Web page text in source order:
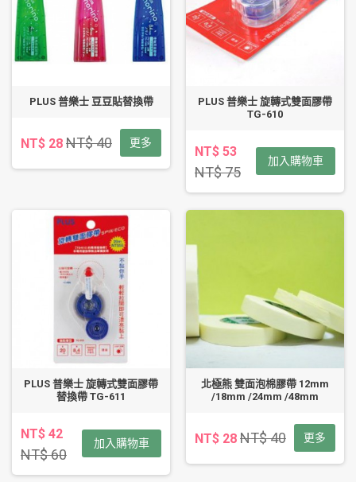
PLUS 普樂士 豆豆貼替換帶
NT$ 28 NT$ 40 更多
PLUS 普樂士 旋轉式雙面膠帶
TG-610
NT$ 53
NT$ 75
加入購物車
PLUS 普樂士 旋轉式雙面膠帶
替換帶 TG-611
NT$ 42
NT$ 60
加入購物車
北極熊 雙面泡棉膠帶 12mm
/18mm /24mm /48mm
NT$ 28 NT$ 40 更多